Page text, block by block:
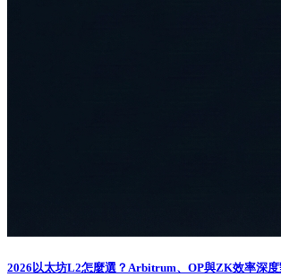
2026以太坊L2怎麼選？Arbitrum、OP與ZK效率深